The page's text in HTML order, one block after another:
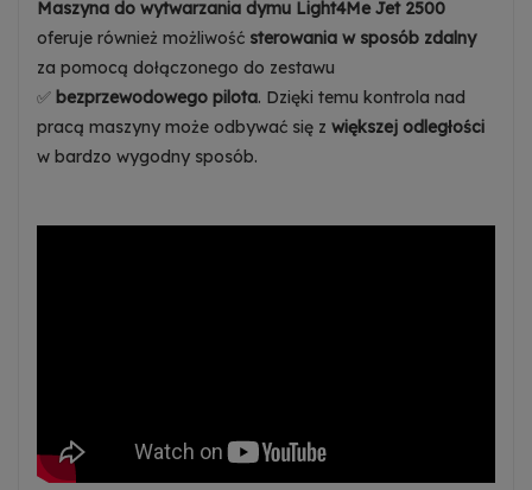
Maszyna do wytwarzania dymu Light4Me Jet 2500
oferuje również możliwość sterowania w sposób zdalny
za pomocą dołączonego do zestawu
✅ bezprzewodowego pilota. Dzięki temu kontrola nad
pracą maszyny może odbywać się z większej odległości
w bardzo wygodny sposób.